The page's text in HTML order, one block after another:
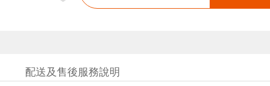
配送及售後服務說明